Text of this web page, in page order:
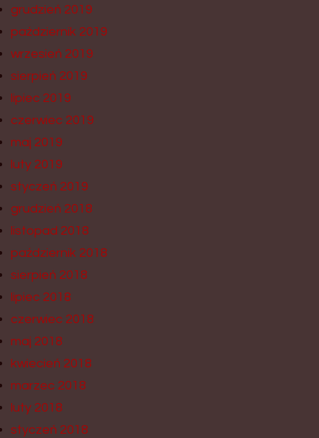
grudzień 2019
październik 2019
wrzesień 2019
sierpień 2019
lipiec 2019
czerwiec 2019
maj 2019
luty 2019
styczeń 2019
grudzień 2018
listopad 2018
październik 2018
sierpień 2018
lipiec 2018
czerwiec 2018
maj 2018
kwiecień 2018
marzec 2018
luty 2018
styczeń 2018